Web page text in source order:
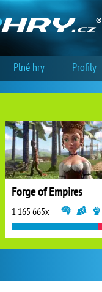
Forge of Empires
1 165 665x
Plné hry Profily